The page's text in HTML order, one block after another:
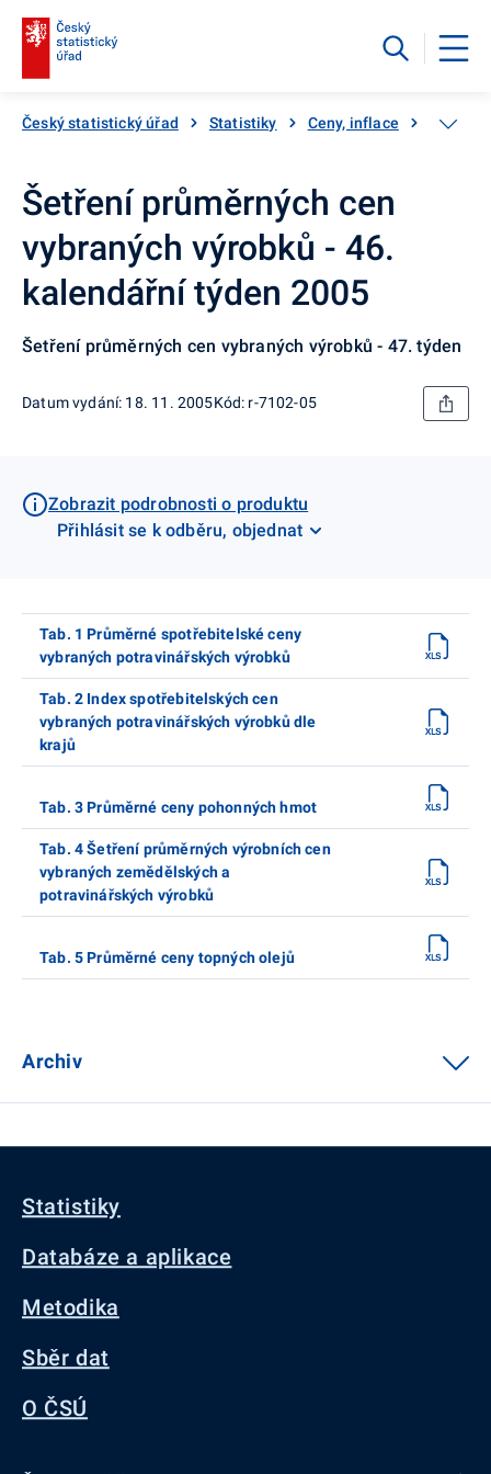
Český statistický úřad Statistiky Ceny, inflace
Šetření průměrných cen
vybraných výrobků - 46.
kalendářní týden 2005
Šetření průměrných cen vybraných výrobků - 47. týden
Datum vydání: 18. 11. 2005Kód: r-7102-05
Zobrazit podrobnosti o produktu
Přihlásit se k odběru, objednat
Tab. 1 Průměrné spotřebitelské ceny
vybraných potravinářských výrobků
Tab. 2 Index spotřebitelských cen
vybraných potravinářských výrobků dle
krajů
Tab. 3 Průměrné ceny pohonných hmot
Tab. 4 Šetření průměrných výrobních cen
vybraných zemědělských a
potravinářských výrobků
Tab. 5 Průměrné ceny topných olejů
Archiv
Statistiky
Databáze a aplikace
Metodika
Sběr dat
O ČSÚ